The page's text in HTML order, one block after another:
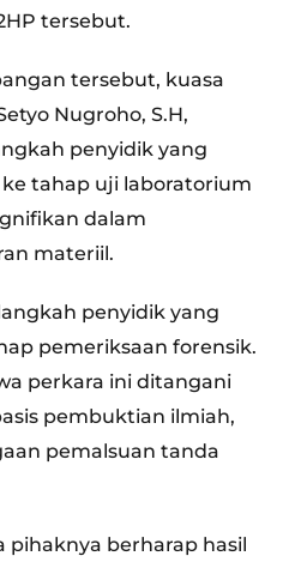
tersebut.
tersebut, kuasa
Nugroho, S.H,
penyidik yang
tahap uji laboratorium
dalam
materiil.
penyidik yang
pemeriksaan forensik.
perkara ini ditangani
pembuktian ilmiah,
pemalsuan tanda
pihaknya berharap hasil